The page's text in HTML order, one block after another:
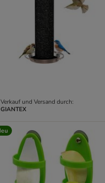
Verkauf und Versand durch:
GIANTEX